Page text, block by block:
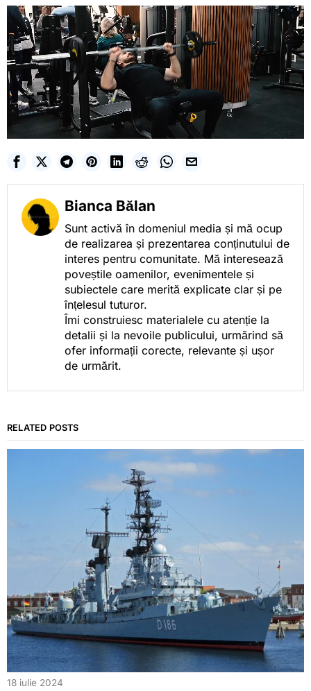
Bianca Bălan
Sunt activă în domeniul media și mă ocup
de realizarea și prezentarea conținutului de
interes pentru comunitate. Mă interesează
poveștile oamenilor, evenimentele și
subiectele care merită explicate clar și pe
înțelesul tuturor.
Îmi construiesc materialele cu atenție la
detalii și la nevoile publicului, urmărind să
ofer informații corecte, relevante și ușor
de urmărit.
RELATED POSTS
18 iulie 2024